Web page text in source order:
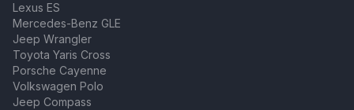
Lexus ES
Mercedes-Benz GLE
Jeep Wrangler
Toyota Yaris Cross
Porsche Cayenne
Volkswagen Polo
Jeep Compass